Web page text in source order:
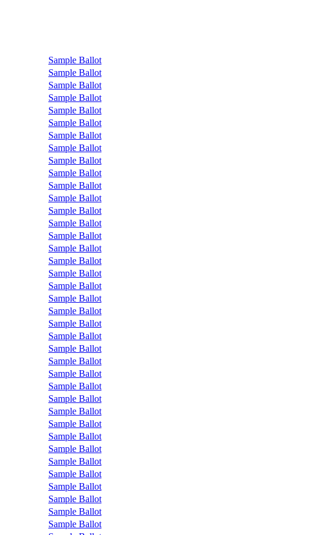
Sample Ballot
Sample Ballot
Sample Ballot
Sample Ballot
Sample Ballot
Sample Ballot
Sample Ballot
Sample Ballot
Sample Ballot
Sample Ballot
Sample Ballot
Sample Ballot
Sample Ballot
Sample Ballot
Sample Ballot
Sample Ballot
Sample Ballot
Sample Ballot
Sample Ballot
Sample Ballot
Sample Ballot
Sample Ballot
Sample Ballot
Sample Ballot
Sample Ballot
Sample Ballot
Sample Ballot
Sample Ballot
Sample Ballot
Sample Ballot
Sample Ballot
Sample Ballot
Sample Ballot
Sample Ballot
Sample Ballot
Sample Ballot
Sample Ballot
Sample Ballot